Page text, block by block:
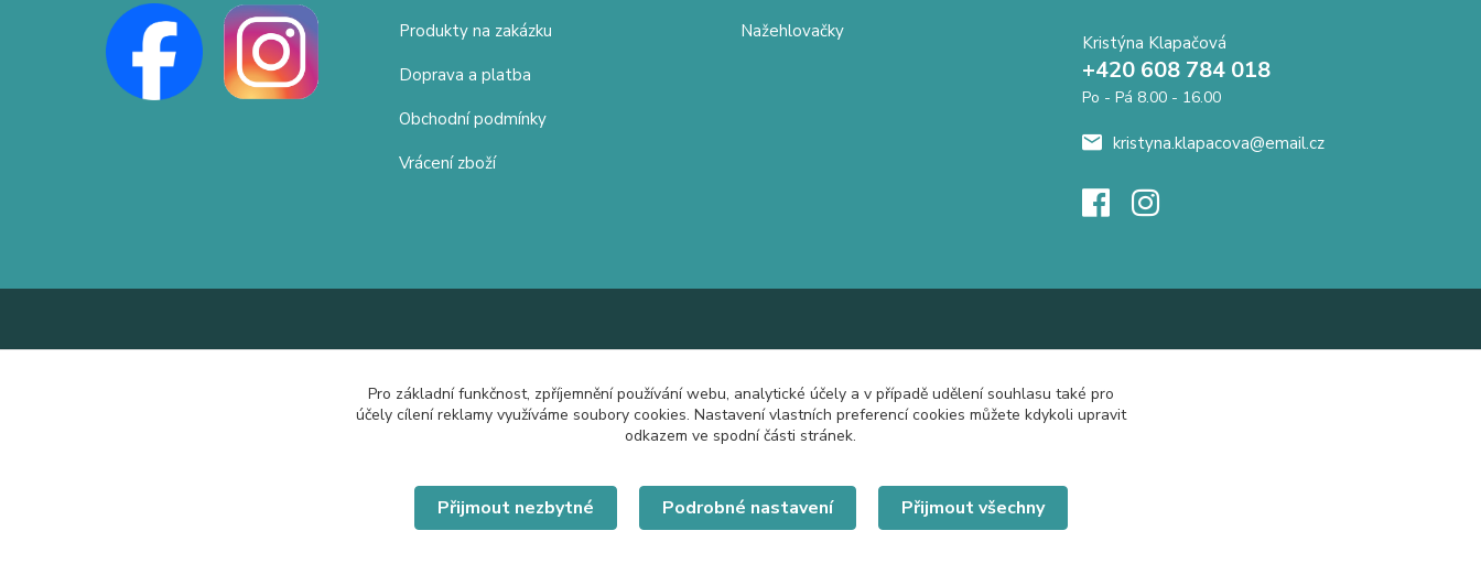
Produkty na zakázku
Doprava a platba
Obchodní podmínky
Vrácení zboží
Nažehlovačky
Kristýna Klapačová
+420 608 784 018
Po - Pá 8.00 - 16.00
kristyna.klapacova@email.cz
Pro základní funkčnost, zpříjemnění používání webu, analytické účely a v případě udělení souhlasu také pro
účely cílení reklamy využíváme soubory cookies. Nastavení vlastních preferencí cookies můžete kdykoli upravit
odkazem ve spodní části stránek.
Přijmout nezbytné Podrobné nastavení Přijmout všechny